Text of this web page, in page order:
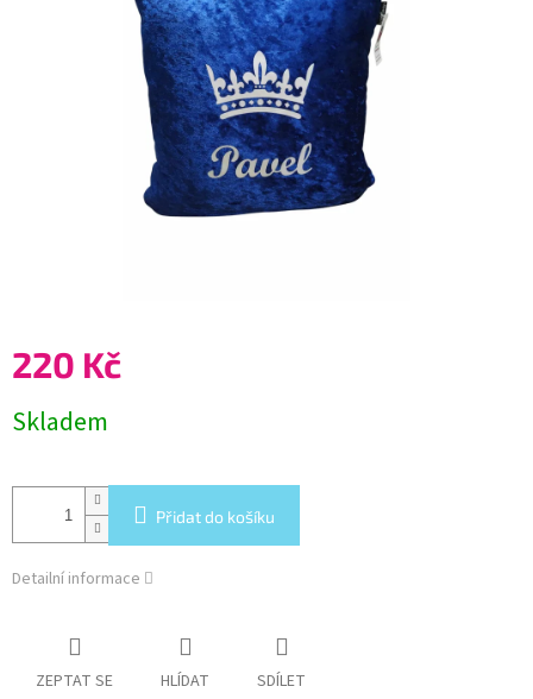
220 Kč
cena:
Skladem
Přidat do košíku
Detailní informace
ZEPTAT SE HLÍDAT SDÍLET